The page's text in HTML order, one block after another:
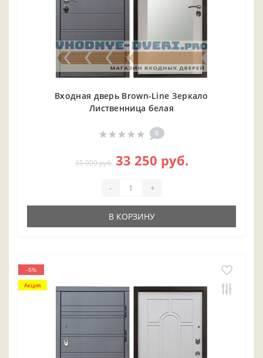
Входная дверь Brown-Line Зеркало
Лиственница белая
0
35 000 руб. 33 250 руб.
- +
В КОРЗИНУ
-5%
Акция